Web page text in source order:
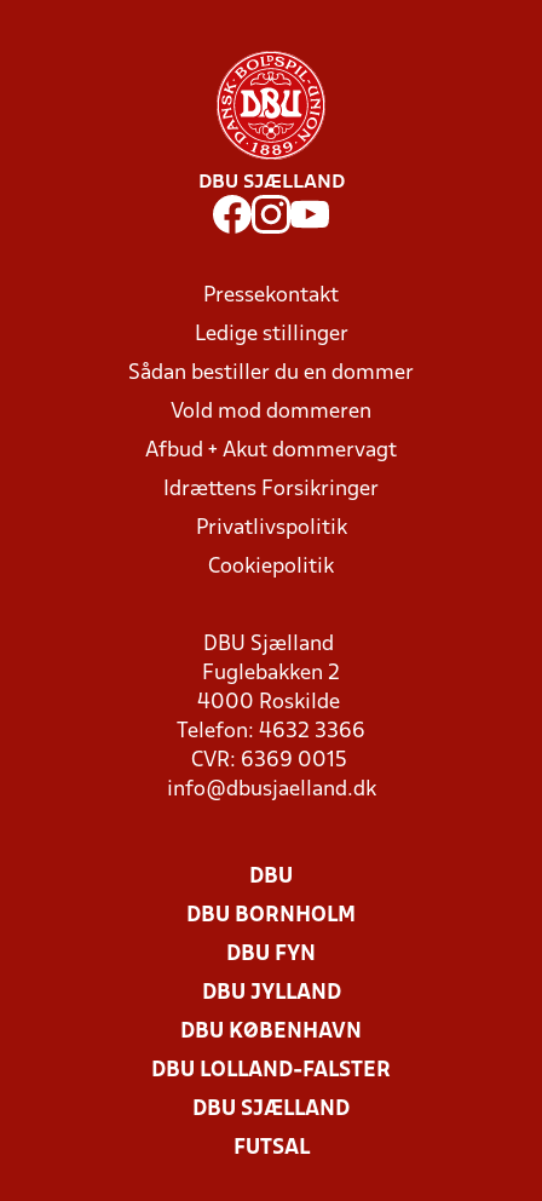
DBU SJÆLLAND
Pressekontakt
Ledige stillinger
Sådan bestiller du en dommer
Vold mod dommeren
Afbud + Akut dommervagt
Idrættens Forsikringer
Privatlivspolitik
Cookiepolitik
DBU Sjælland
Fuglebakken 2
4000 Roskilde
Telefon: 4632 3366
CVR: 6369 0015
info@dbusjaelland.dk
DBU
DBU BORNHOLM
DBU FYN
DBU JYLLAND
DBU KØBENHAVN
DBU LOLLAND-FALSTER
DBU SJÆLLAND
FUTSAL